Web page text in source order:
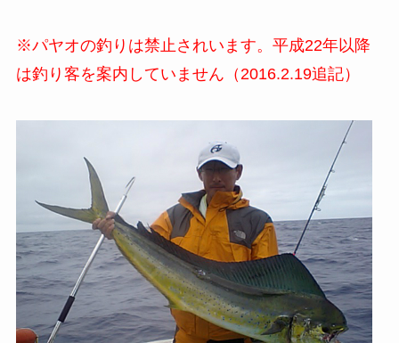
※パヤオの釣りは禁止されいます。平成22年以降
は釣り客を案内していません （2016.2.19追記）